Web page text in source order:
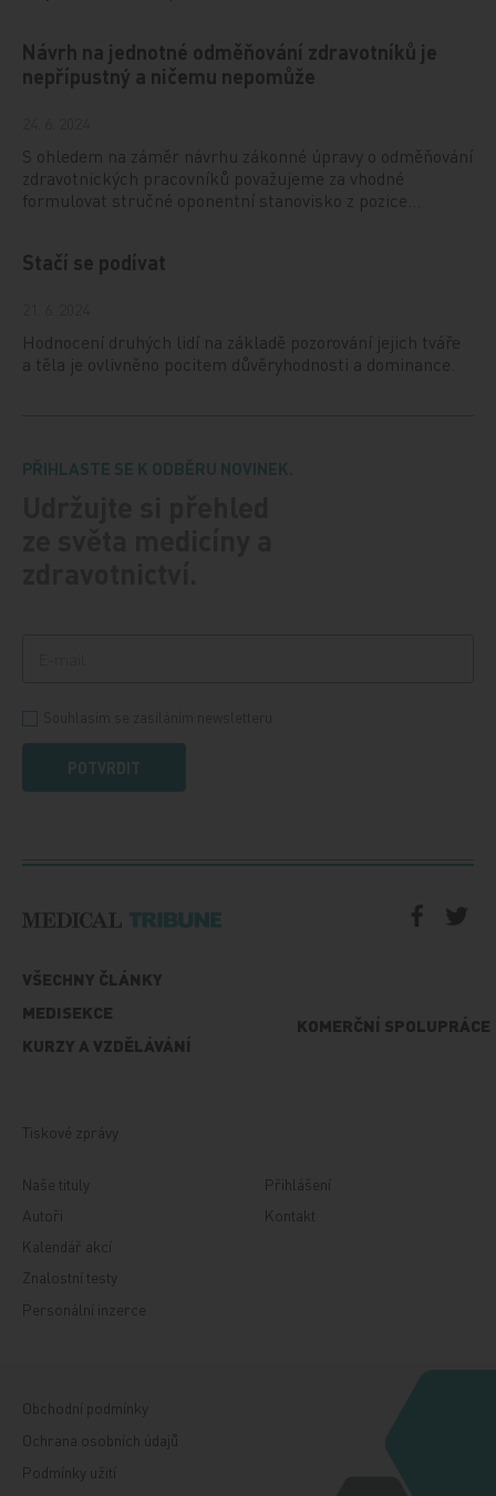
Návrh na jednotné odměňování zdravotníků je
nepřípustný a ničemu nepomůže
S ohledem na záměr návrhu zákonné úpravy o odměňování
zdravotnických pracovníků považujeme za vhodné
formulovat stručné oponentní stanovisko z pozice…
Stačí se podívat
Hodnocení druhých lidí na základě pozorování jejich tváře
a těla je ovlivněno pocitem důvěryhodnosti a dominance.
PŘIHLASTE SE K ODBĚRU NOVINEK.
POTVRDIT
VŠECHNY ČLÁNKY
MEDISEKCE
KURZY A VZDĚLÁVÁNÍ
KOMERČNÍ SPOLUPRÁCE
Tiskové zprávy
Naše tituly
Autoři
Kalendář akcí
Znalostní testy
Personální inzerce
Přihlášení
Kontakt
Obchodní podmínky
Ochrana osobních údajů
Podmínky užití